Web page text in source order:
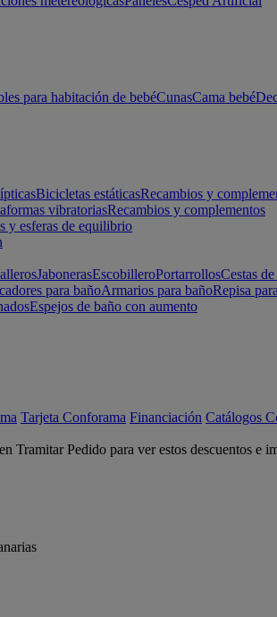
para habitación de bebéCunasCama bebé
Bicicletas estáticasRecambios y
vibratoriasRecambios y complementos
y esferas de equilibrio
JabonerasEscobilleroPortarrollosCestas
para bañoArmarios para bañoRepisa
Espejos de baño con aumento
Tarjeta Conforama Financiación Catálogos
Tramitar Pedido para ver estos descuentos e